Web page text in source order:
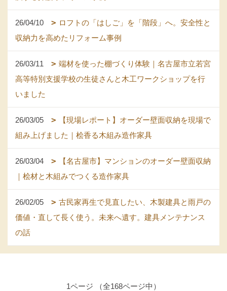
26/04/10
ロフトの「はしご」を「階段」へ。安全性と
収納力を高めたリフォーム事例
26/03/11
端材を使った棚づくり体験｜名古屋市立若宮
高等特別支援学校の生徒さんと木工ワークショップを行
いました
26/03/05
【現場レポート】オーダー壁面収納を現場で
組み上げました｜桧香る木組み造作家具
26/03/04
【名古屋市】マンションのオーダー壁面収納
｜桧材と木組みでつくる造作家具
26/02/05
古民家再生で見直したい、木製建具と雨戸の
価値・直して長く使う。未来へ遺す。建具メンテナンス
の話
1ページ （全168ページ中）